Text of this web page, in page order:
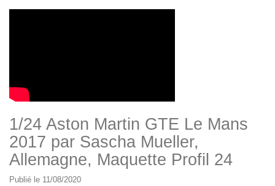
1/24 Aston Martin GTE Le Mans
2017 par Sascha Mueller,
Allemagne, Maquette Profil 24
Publié le 11/08/2020